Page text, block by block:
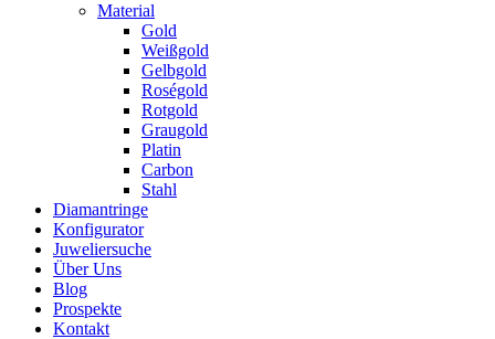
Material
Gold
Weißgold
Gelbgold
Roségold
Rotgold
Graugold
Platin
Carbon
Stahl
Diamantringe
Konfigurator
Juweliersuche
Über Uns
Blog
Prospekte
Kontakt